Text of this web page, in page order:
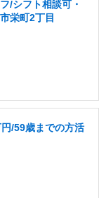
/シフト相談可・
栄町2丁目
/59歳までの方活